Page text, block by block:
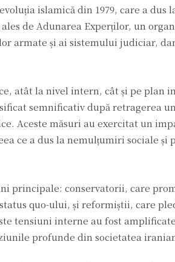
islamică din 1979, care a dus
de Adunarea Experților, un
armate și ai sistemului judiciar,
atât la nivel intern, cât și pe plan
semnificativ după retragerea
Aceste măsuri au exercitat un
ce a dus la nemulțumiri sociale și
principale: conservatorii, care
quo-ului, și reformiștii, care
tensiuni interne au fost
profunde din societatea